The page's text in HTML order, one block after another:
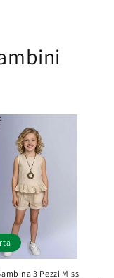
3 Pezzi Miss